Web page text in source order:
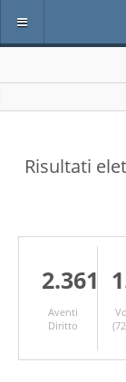
Risultati
2.361
Aventi
Diritto